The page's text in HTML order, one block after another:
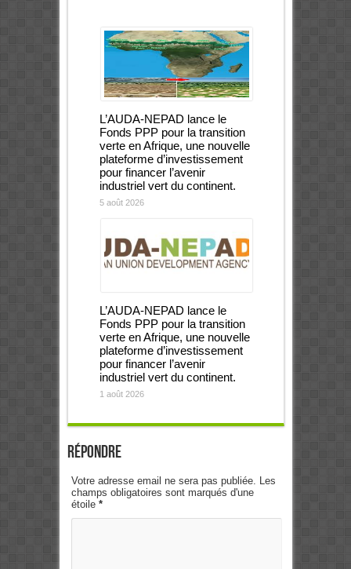
L’AUDA-NEPAD lance le
Fonds PPP pour la transition
verte en Afrique, une nouvelle
plateforme d’investissement
pour financer l’avenir
industriel vert du continent.
5 août 2026
L’AUDA-NEPAD lance le
Fonds PPP pour la transition
verte en Afrique, une nouvelle
plateforme d’investissement
pour financer l’avenir
industriel vert du continent.
1 août 2026
Répondre
Votre adresse email ne sera pas publiée. Les
champs obligatoires sont marqués d'une
étoile *